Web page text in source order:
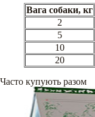
Вага собаки, кг
2
5
10
20
Часто купують разом